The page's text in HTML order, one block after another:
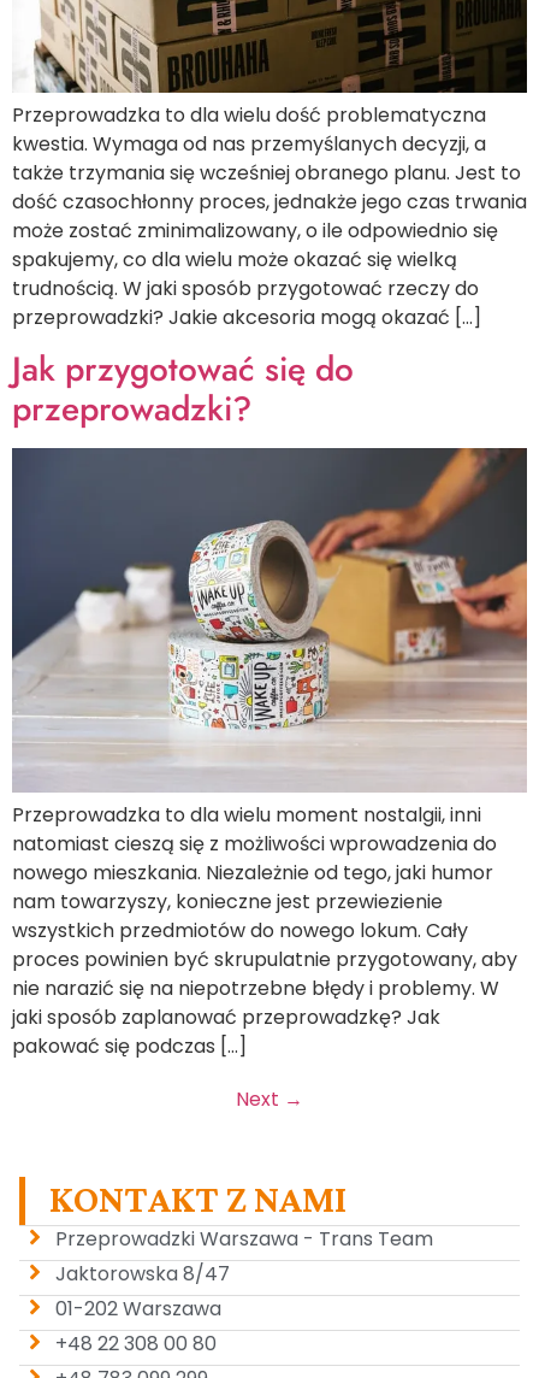
Przeprowadzka to dla wielu dość problematyczna
kwestia. Wymaga od nas przemyślanych decyzji, a
także trzymania się wcześniej obranego planu. Jest to
dość czasochłonny proces, jednakże jego czas trwania
może zostać zminimalizowany, o ile odpowiednio się
spakujemy, co dla wielu może okazać się wielką
trudnością. W jaki sposób przygotować rzeczy do
przeprowadzki? Jakie akcesoria mogą okazać […]
Jak przygotować się do
przeprowadzki?
Przeprowadzka to dla wielu moment nostalgii, inni
natomiast cieszą się z możliwości wprowadzenia do
nowego mieszkania. Niezależnie od tego, jaki humor
nam towarzyszy, konieczne jest przewiezienie
wszystkich przedmiotów do nowego lokum. Cały
proces powinien być skrupulatnie przygotowany, aby
nie narazić się na niepotrzebne błędy i problemy. W
jaki sposób zaplanować przeprowadzkę? Jak
pakować się podczas […]
Next →
KONTAKT Z NAMI
Przeprowadzki Warszawa - Trans Team
Jaktorowska 8/47
01-202 Warszawa
+48 22 308 00 80